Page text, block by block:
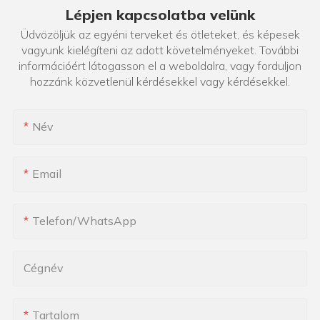
Lépjen kapcsolatba velünk
Üdvözöljük az egyéni terveket és ötleteket, és képesek
vagyunk kielégíteni az adott követelményeket. További
információért látogasson el a weboldalra, vagy forduljon
hozzánk közvetlenül kérdésekkel vagy kérdésekkel.
Név
Email
Telefon/WhatsApp
Cégnév
Tartalom